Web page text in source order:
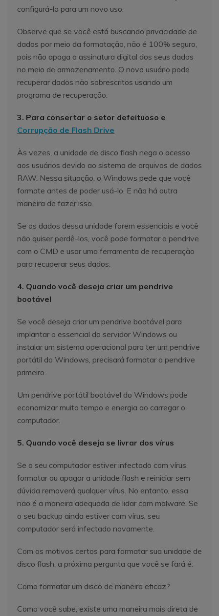
configurá-la para um novo uso.
Observe que se você está buscando privacidade de
dados por meio da formatação, não é 100% seguro,
pois não apaga a assinatura digital dos seus dados
no meio de armazenamento. O novo usuário pode
recuperar dados não sobrescritos usando um
programa de recuperação.
3. Para consertar o setor defeituoso e
Corrupção de Flash Drive
Às vezes, a unidade de disco flash nega o acesso
aos usuários devido ao sistema de arquivos de dados
RAW. Nessa situação, o Windows pede que você
formate antes de poder usá-lo. E não há outra
maneira de fazer isso.
Se os dados dessa unidade forem essenciais e você
não quiser perdê-los, você pode formatar o pendrive
com o CMD e usar uma ferramenta de recuperação
para recuperar seus dados.
4. Quando você deseja criar um pendrive
bootável
Se você deseja criar um pendrive bootável para
implantar o essencial do servidor Windows ou
instalar um sistema operacional para ter um pendrive
portátil do Windows, precisará formatar o pendrive
primeiro.
Um pendrive portátil bootável do Windows pode
economizar muito tempo e energia ao carregar o
computador.
5. Quando você deseja se livrar dos vírus
Se o seu computador estiver infectado com vírus,
formatar ou apagar a unidade flash e reiniciar sem
dúvida removerá qualquer vírus. No entanto, essa
não é a maneira adequada de lidar com malware. Se
o seu backup ainda estiver com vírus, seu
computador será infectado novamente.
Com os motivos certos para formatar sua unidade de
disco flash, a próxima pergunta que você se fará é:
Como formatar um disco de maneira eficaz?
Como você sabe, existe uma maneira mais direta de